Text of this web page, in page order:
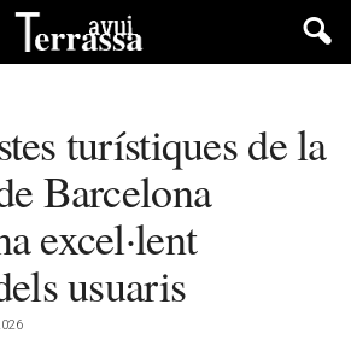
turístiques de la
Barcelona
excel·lent
usuaris